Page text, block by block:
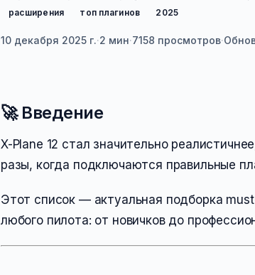
расширения
топ плагинов 2025
10 декабря 2025 г.·2 мин·7158 просмотров·
🚀 Введение
X-Plane 12 стал значительно
разы, когда подключаются правильные
Этот список — актуальная подборка
любого пилота: от новичков до